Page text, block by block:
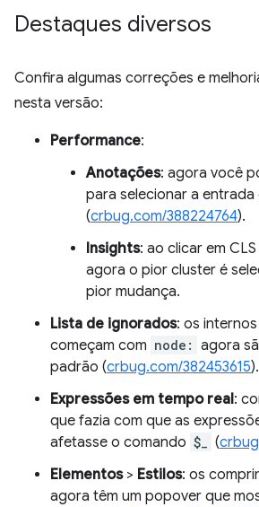
Destaques diversos
Confira algumas correções e
nesta versão:
Performance:
Anotações: agora você
para selecionar a
(crbug.com/388224764).
Insights: ao clicar em
agora o pior cluster é
pior mudança.
Lista de ignorados: os
começam com node: agora
padrão (crbug.com/382453615).
Expressões em tempo real:
que fazia com que as
afetasse o comando $_ (
Elementos> Estilos: os
agora têm um popover que